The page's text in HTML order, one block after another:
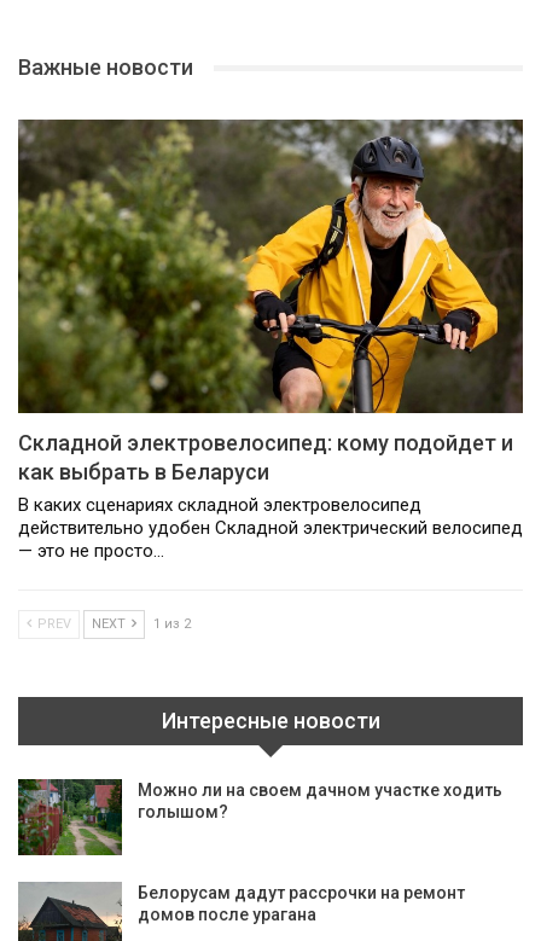
Важные новости
Складной электровелосипед: кому подойдет и
как выбрать в Беларуси
В каких сценариях складной электровелосипед
действительно удобен Складной электрический велосипед
— это не просто…
PREV NEXT 1 из 2
Интересные новости
Можно ли на своем дачном участке ходить
голышом?
Белорусам дадут рассрочки на ремонт
домов после урагана